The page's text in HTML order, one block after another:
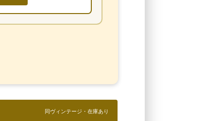
同ヴィンテージ・在庫あり